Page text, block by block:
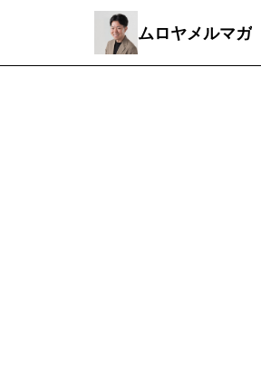
ムロヤメルマガ